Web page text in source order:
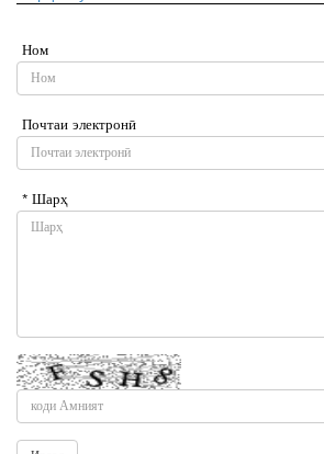
Ном
Почтаи электронӣ
* Шарҳ